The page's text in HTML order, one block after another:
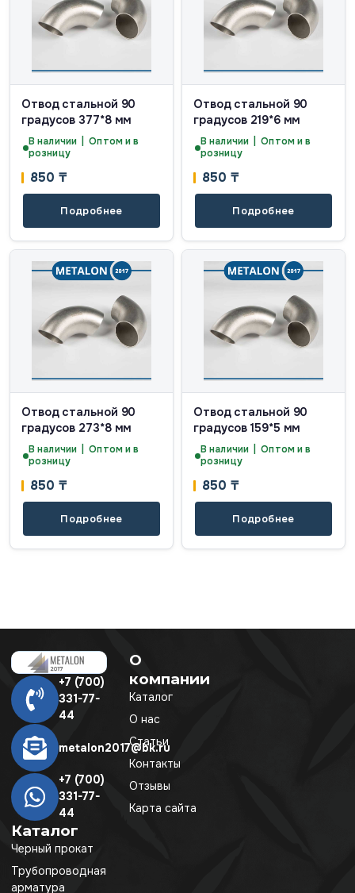
Отвод стальной 90
градусов 377*8 мм
В наличии | Оптом и в
розницу
850 ₸
Подробнее
Отвод стальной 90
градусов 219*6 мм
В наличии | Оптом и в
розницу
850 ₸
Подробнее
Отвод стальной 90
градусов 273*8 мм
В наличии | Оптом и в
розницу
850 ₸
Подробнее
Отвод стальной 90
градусов 159*5 мм
В наличии | Оптом и в
розницу
850 ₸
Подробнее
+7 (700)
331-77-
44
metalon2017@bk.ru
+7 (700)
331-77-
44
Каталог
Черный прокат
Трубопроводная
арматура
О
компании
Каталог
О нас
Статьи
Контакты
Отзывы
Карта сайта